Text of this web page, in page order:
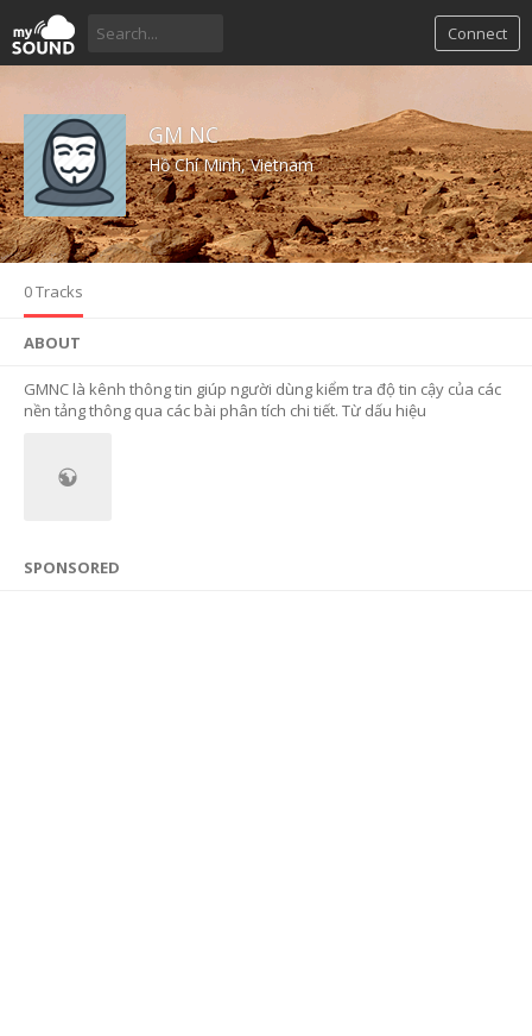
Connect
GM NC
Hồ Chí Minh, Vietnam
0 Tracks
ABOUT
GMNC là kênh thông tin giúp người dùng kiểm tra độ tin cậy của các
nền tảng thông qua các bài phân tích chi tiết. Từ dấu hiệu
SPONSORED